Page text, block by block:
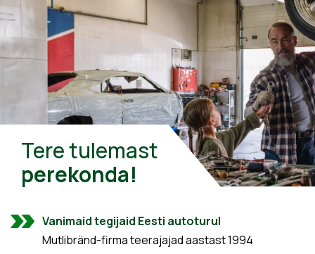
Tere tulemast
perekonda!
Vanimaid tegijaid Eesti autoturul
Mutlibränd-firma teerajajad aastast 1994